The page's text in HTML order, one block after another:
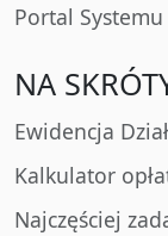
Portal
NA
Ewidencja
Kalkulator
Najczęściej